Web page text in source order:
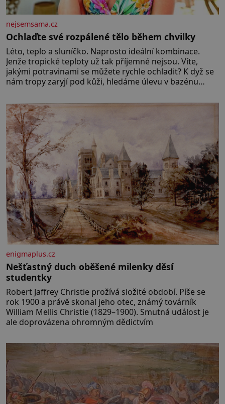
nejsemsama.cz
Ochlaďte své rozpálené tělo během chvilky
Léto, teplo a sluníčko. Naprosto ideální kombinace.
Jenže tropické teploty už tak příjemné nejsou. Víte,
jakými potravinami se můžete rychle ochladit? K dyž se
nám tropy zaryjí pod kůži, hledáme úlevu v bazénu
v jejich blízkosti. Nemusíte však zoufat. Pokud budete
mít promyšlený jídelníček, žadné pařáky si na vás
enigmaplus.cz
Nešťastný duch oběšené milenky děsí
studentky
Robert Jaffrey Christie prožívá složité období. Píše se
rok 1900 a právě skonal jeho otec, známý továrník
William Mellis Christie (1829–1900). Smutná událost je
ale doprovázena ohromným dědictvím